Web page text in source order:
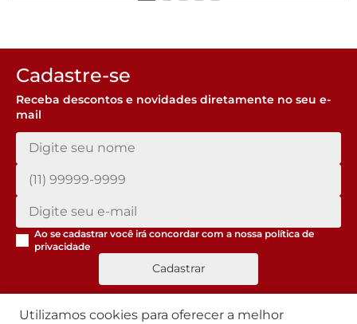
Cadastre-se
Receba descontos e novidades diretamente no seu e-
mail
Ao se cadastrar você irá concordar com a nossa política de
privacidade
Cadastrar
Utilizamos cookies para oferecer a melhor